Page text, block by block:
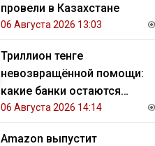
провели в Казахстане
06 Августа 2026 13:03
Триллион тенге
невозвращённой помощи:
какие банки остаются
должниками государства
06 Августа 2026 14:14
Amazon выпустит